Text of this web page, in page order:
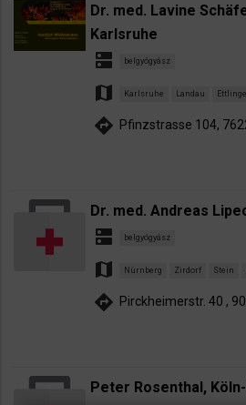
Dr. med. Lavine
Karlsruhe
dns belgyógyász
map Karlsruhe Landau
directions Pfinzstrasse 104,
Dr. med. Andreas
dns belgyógyász
map Nürnberg Zirdorf Stein
directions Pirckheimerstr. 40 ,
Peter Rosenthal,